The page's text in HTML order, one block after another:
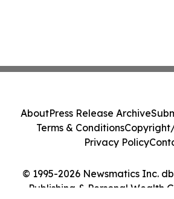
© 1995-2026 Newsmatics Inc.
Publishing & Personal Wealth
AboutPress Release Archive
Terms & Conditions
Privacy Policy